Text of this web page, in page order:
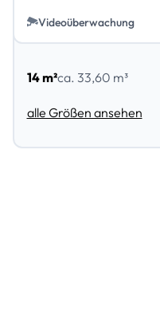
Videoüberwachung
14 m²ca. 33,60 m³
alle Größen ansehen